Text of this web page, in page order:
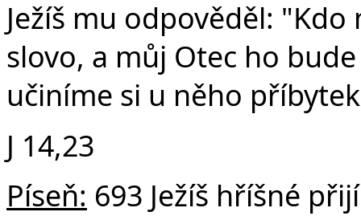
Ježíš mu odpověděl:
slovo, a můj Otec ho
učiníme si u něho
J 14,23
Píseň: 693 Ježíš hříšné